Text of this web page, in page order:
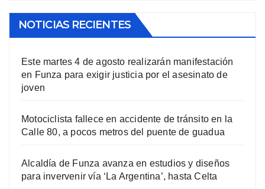
NOTICIAS RECIENTES
Este martes 4 de agosto realizarán manifestación
en Funza para exigir justicia por el asesinato de
joven
Motociclista fallece en accidente de tránsito en la
Calle 80, a pocos metros del puente de guadua
Alcaldía de Funza avanza en estudios y diseños
para invervenir vía ‘La Argentina’, hasta Celta